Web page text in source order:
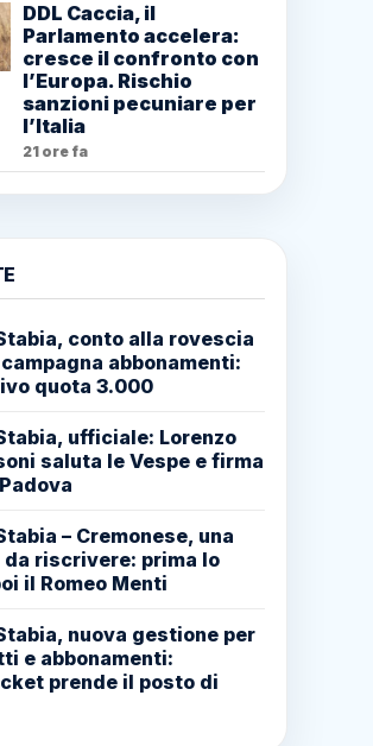
DDL Caccia, il
Parlamento accelera:
cresce il confronto con
l’Europa. Rischio
sanzioni pecuniare per
l’Italia
21 ore fa
conto alla rovescia
abbonamenti:
quota 3.000
ufficiale: Lorenzo
saluta le Vespe e firma
– Cremonese, una
riscrivere: prima lo
il Romeo Menti
nuova gestione per
e abbonamenti:
prende il posto di